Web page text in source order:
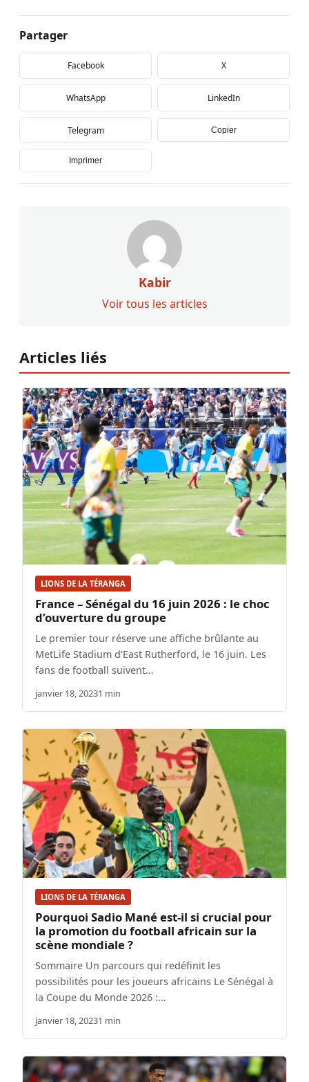
Partager
Facebook X
WhatsApp LinkedIn
Telegram Copier
Imprimer
Kabir
Voir tous les articles
Articles liés
LIONS DE LA TÉRANGA
France – Sénégal du 16 juin 2026 : le choc
d’ouverture du groupe
Le premier tour réserve une affiche brûlante au
MetLife Stadium d’East Rutherford, le 16 juin. Les
fans de football suivent…
janvier 18, 20231 min
LIONS DE LA TÉRANGA
Pourquoi Sadio Mané est-il si crucial pour
la promotion du football africain sur la
scène mondiale ?
Sommaire Un parcours qui redéfinit les
possibilités pour les joueurs africains Le Sénégal à
la Coupe du Monde 2026 :…
janvier 18, 20231 min